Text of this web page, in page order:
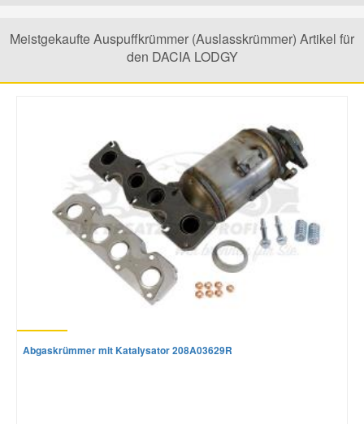
Meistgekaufte Auspuffkrümmer (Auslasskrümmer) Artikel für
den DACIA LODGY
Abgaskrümmer mit Katalysator 208A03629R
Jeep Ersatzteile
Kia Ersatzteile
Mazda Ersatzteile
Mercedes Ersatzteile
Mini Ersatzteile
Nissan Ersatzteile